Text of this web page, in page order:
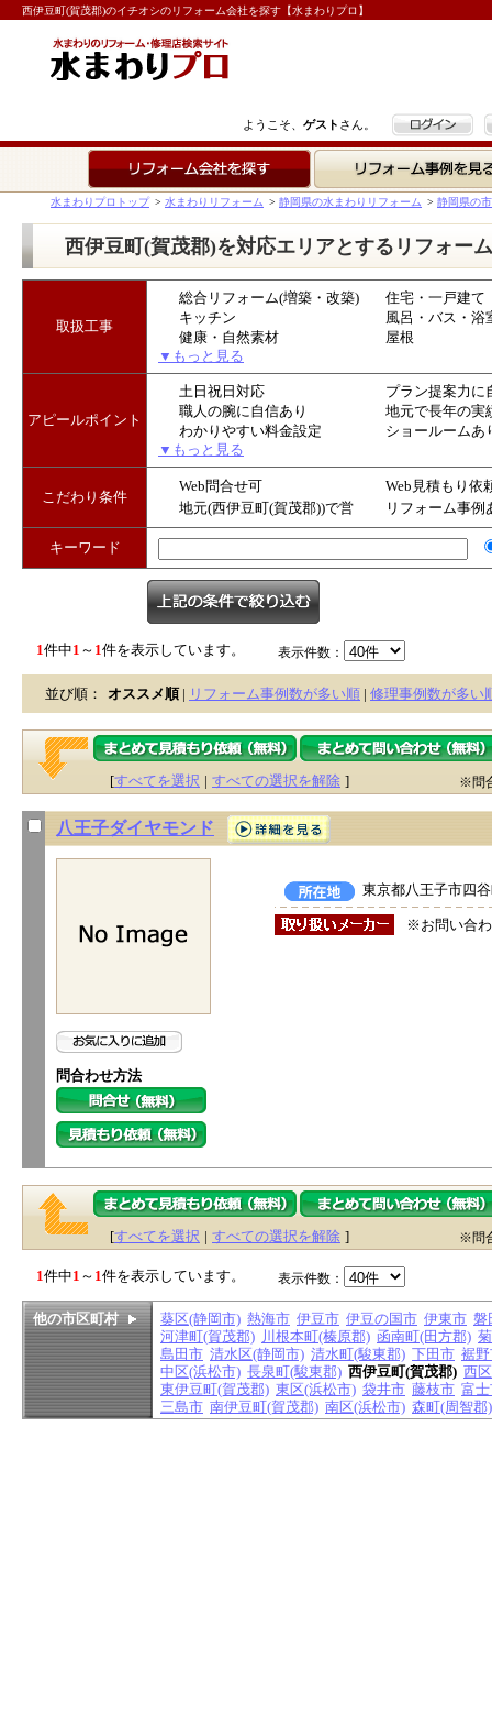
西伊豆町(賀茂郡)のイチオシのリフォーム会社を探す【水まわりプロ】
ようこそ、 ゲスト さん。 ログイン
リフォーム事例を見る
水まわりプロトップ > 水まわりリフォーム > 静岡県の水まわりリフォーム > 静岡県の
西伊豆町(賀茂郡)を対応エリアとするリフォー
取扱工事
総合リフォーム(増築・改築)
住宅・一戸建て
キッチン
風呂・バス・浴
健康・自然素材
屋根
▼もっと見る
アピールポイント
土日祝日対応
プラン提案力に
職人の腕に自信あり
地元で長年の実
わかりやすい料金設定
ショールームあ
▼もっと見る
こだわり条件
Web問合せ可
Web見積もり依
地元(西伊豆町(賀茂郡))で営
業
リフォーム事例
キーワード
1件中1 ～ 1件を表示しています。 表示件数：
並び順： オススメ順 | リフォーム事例数が多い順 | 修理事例数が多い
[すべてを選択 | すべての選択を解除 ] ※問
八王子ダイヤモンド
問合わせ方法
東京都八王子市四
※お問い合
[すべてを選択 | すべての選択を解除 ] ※問
1件中1 ～ 1件を表示しています。 表示件数：
他の市区町村 葵区(静岡市) 熱海市 伊豆市 伊豆の国市 伊東市 磐
河津町(賀茂郡) 川根本町(榛原郡) 函南町(田方郡)
島田市 清水区(静岡市) 清水町(駿東郡) 下田市 裾
中区(浜松市) 長泉町(駿東郡) 西伊豆町(賀茂郡) 西
東伊豆町(賀茂郡) 東区(浜松市) 袋井市 藤枝市 富
三島市 南伊豆町(賀茂郡) 南区(浜松市) 森町(周智郡)